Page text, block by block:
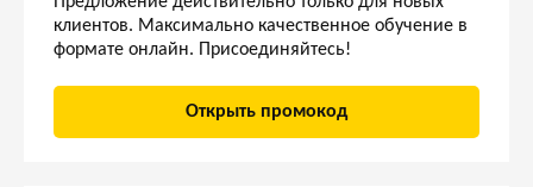
клиентов. Максимально качественное обучение в
формате онлайн. Присоединяйтесь!
Открыть промокод